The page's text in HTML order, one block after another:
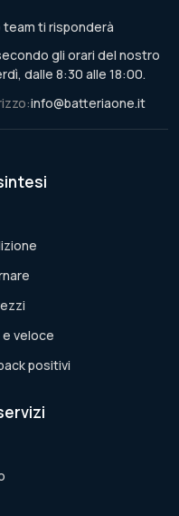
team ti risponderà
gli orari del nostro
dalle 8:30 alle 18:00.
info@batteriaone.it
veloce
positivi